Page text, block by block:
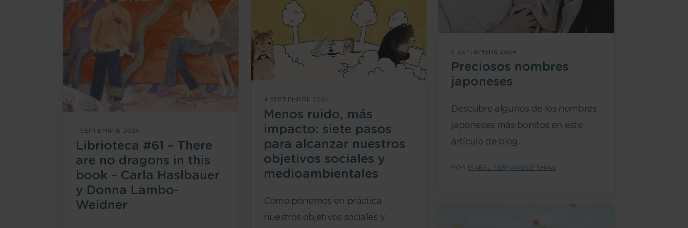
5 SEPTIEMBRE 2024
Preciosos nombres
japoneses
Descubre algunos de los nombres
japoneses más bonitos en este
artículo de blog.
POR ISABEL FERNÁNDEZ-SHAW
4 SEPTIEMBRE 2024
Menos ruido, más
impacto: siete pasos
para alcanzar nuestros
objetivos sociales y
medioambientales
Cómo ponemos en práctica
nuestros objetivos sociales y
1 SEPTIEMBRE 2024
Librioteca #61 – There
are no dragons in this
book – Carla Haslbauer
y Donna Lambo-
Weidner